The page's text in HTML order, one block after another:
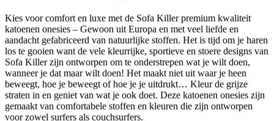
Kies voor comfort en luxe met de Sofa Killer premium kwaliteit
katoenen onesies – Gewoon uit Europa en met veel liefde en
aandacht gefabriceerd van natuurlijke stoffen. Het is tijd om je haren
los te gooien want de vele kleurrijke, sportieve en stoere designs van
Sofa Killer zijn ontworpen om te onderstrepen wat je wilt doen,
wanneer je dat maar wilt doen! Het maakt niet uit waar je heen
beweegt, hoe je beweegt of hoe je je uitdrukt… Kleur de grijze
straten in en geniet van wat je ook doet. Deze katoenen onesies zijn
gemaakt van comfortabele stoffen en kleuren die zijn ontworpen
voor zowel surfers als couchsurfers.